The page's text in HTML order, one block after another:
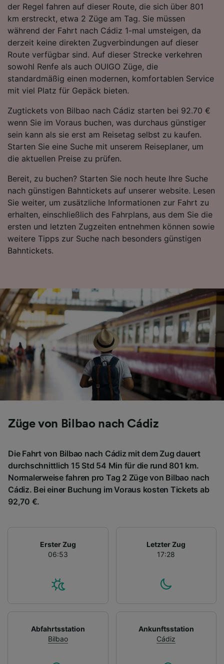
der Regel fahren auf dieser Route, die sich über 801
km erstreckt, etwa 2 Züge am Tag. Sie müssen
während der Fahrt nach Cádiz 1-mal umsteigen, da
derzeit keine direkten Zugverbindungen auf dieser
Route verfügbar sind. Auf dieser Strecke verkehren
sowohl Renfe als auch OUIGO Züge, die
standardmäßig einen modernen, komfortablen Service
mit viel Platz für Gepäck bieten.
Zugtickets von Bilbao nach Cádiz starten bei 92.70 €
wenn Sie im Voraus buchen, was durchaus günstiger
sein kann als sie erst am Reisetag selbst zu kaufen.
Starten Sie eine Suche mit unserem Reiseplaner, um
die aktuellen Preise zu prüfen.
Bereit, zu buchen? Starten Sie noch heute Ihre Suche
nach günstigen Bahntickets auf unserer website. Lesen
Sie weiter, um zusätzliche Informationen zur Fahrt zu
erhalten, einschließlich des Fahrplans, aus dem Sie die
ersten und letzten Zugzeiten entnehmen können sowie
weitere Tipps zur Suche nach besonders günstigen
Bahntickets.
Züge von Bilbao nach Cádiz
Die Fahrt von Bilbao nach Cádiz mit dem Zug dauert
durchschnittlich 15 Std 54 Min für die rund 801 km.
Normalerweise fahren pro Tag 2 Züge von Bilbao nach
Cádiz. Bei einer Buchung im Voraus kosten Tickets ab
92,70 €.
Erster Zug
06:53
Letzter Zug
17:28
Abfahrtsstation
Bilbao
Ankunftsstation
Cádiz
Folgendes bereitzustellen:
Verwendung genauer Standortdaten.
Endgeräteeigenschaften zur Identifikation
aktiv abfragen. Speichern von oder Zugriff auf
Informationen auf einem Endgerät.
Personalisierte Werbung und Inhalte, Messung
von Werbeleistung und der Performance von
Inhalten, Zielgruppenforschung sowie
Entwicklung und Verbesserung von
Liste der Partner (Lieferanten)